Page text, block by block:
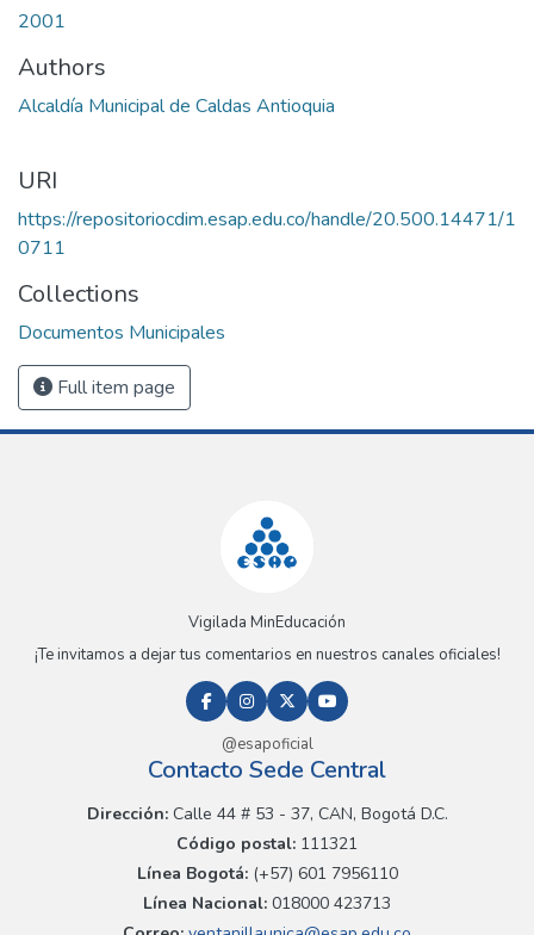
2001
Authors
Alcaldía Municipal de Caldas Antioquia
URI
https://repositoriocdim.esap.edu.co/handle/20.500.14471/1
0711
Collections
Documentos Municipales
Full item page
Vigilada MinEducación
¡Te invitamos a dejar tus comentarios en nuestros canales oficiales!
@esapoficial
Contacto Sede Central
Dirección:Calle 44 # 53 - 37, CAN, Bogotá D.C.
Código postal: 111321
Línea Bogotá:(+57) 601 7956110
Línea Nacional: 018000 423713